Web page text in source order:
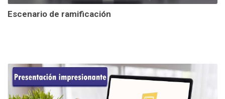
Escenario de ramificación